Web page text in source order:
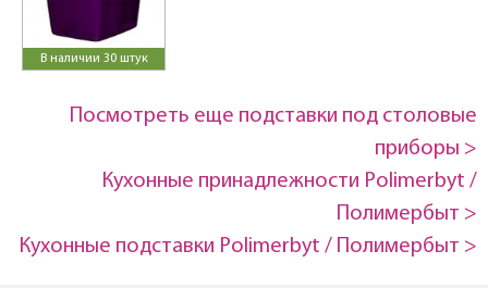
В наличии 30 штук
Посмотреть еще подставки под столовые
приборы >
Кухонные принадлежности Polimerbyt /
Полимербыт >
Кухонные подставки Polimerbyt / Полимербыт >